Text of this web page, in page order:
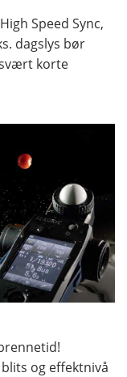
Speed ​​​​Sync,
dagslys bør
korte
og effektnivå